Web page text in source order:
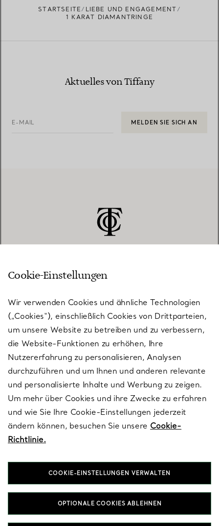
STARTSEITE
LIEBE UND ENGAGEMENT
1 KARAT DIAMANTRINGE
Aktuelles von Tiffany
E-MAIL MELDEN SIE SICH AN
KUNDENSERVICE
SERVICES
ÜBER TIFFANY & CO.
RECHTLICHE HINWEISE
FOLGEN SIE UNS
T&Co. 2026
Cookie-Einstellungen
Wir verwenden Cookies und ähnliche Technologien
(„Cookies“), einschließlich Cookies von Drittparteien,
um unsere Website zu betreiben und zu verbessern,
die Website-Funktionen zu erhöhen, Ihre
Nutzererfahrung zu personalisieren, Analysen
durchzuführen und um Ihnen und anderen relevante
und personalisierte Inhalte und Werbung zu zeigen.
Um mehr über Cookies und ihre Zwecke zu erfahren
und wie Sie Ihre Cookie-Einstellungen jederzeit
ändern können, besuchen Sie unsere Cookie-
Richtlinie.
COOKIE-EINSTELLUNGEN VERWALTEN
OPTIONALE COOKIES ABLEHNEN